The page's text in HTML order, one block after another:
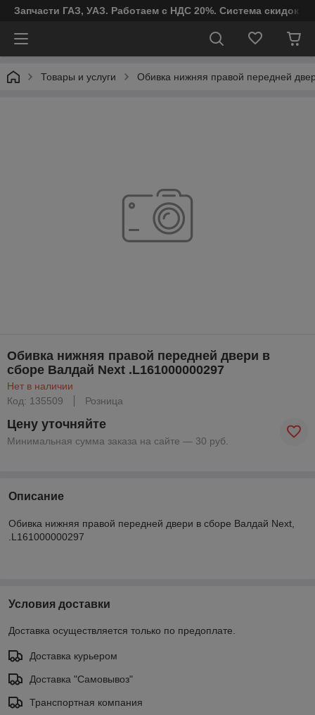
Запчасти ГАЗ, УАЗ. Работаем с НДС 20%. Система скидок
Товары и услуги Обивка нижняя правой передней
Обивка нижняя правой передней двери в
сборе Валдай Next .L161000000297
Нет в наличии
Код: 135509
Розница
Цену уточняйте
Минимальная сумма заказа на сайте — 30 руб.
Описание
Обивка нижняя правой передней двери в сборе Валдай Next,
.L161000000297
Условия доставки
Доставка осуществляется только по предоплате.
Доставка курьером
Доставка "Самовывоз"
Транспортная компания